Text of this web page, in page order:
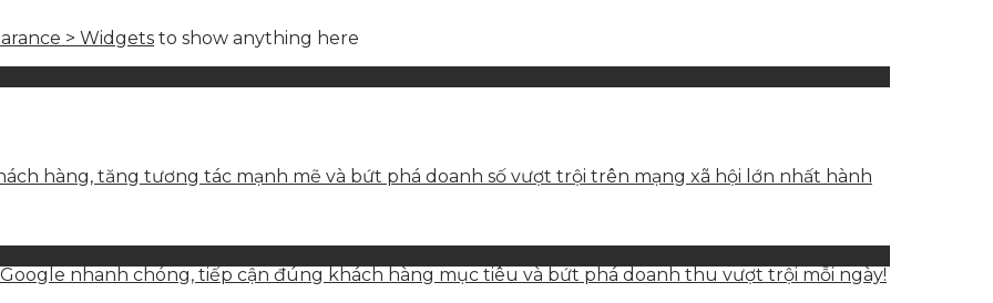
hàng, tăng tương tác mạnh mẽ và bứt phá doanh số vượt trội trên mạng xã hội lớn nhất hành
nhanh chóng, tiếp cận đúng khách hàng mục tiêu và bứt phá doanh thu vượt trội mỗi ngày!
> Widgets to show anything here